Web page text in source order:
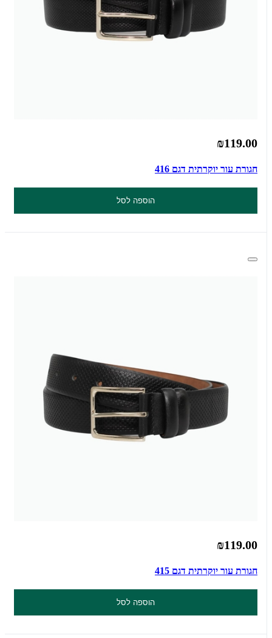
₪119.00
חגורת עור יוקרתית דגם 416
הוספה לסל
₪119.00
חגורת עור יוקרתית דגם 415
הוספה לסל